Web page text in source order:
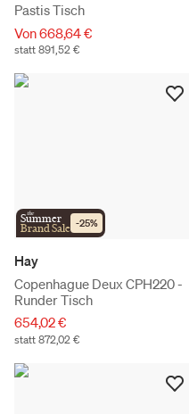
Pastis Tisch
Von 668,64 €
statt 891,52 €
the
Summer
Brand Sale -25%
Hay
Copenhague Deux CPH220 -
Runder Tisch
654,02 €
statt 872,02 €